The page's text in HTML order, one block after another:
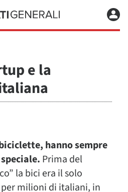
e la
hanno sempre
Prima del
la bici era il solo
milioni di italiani, in